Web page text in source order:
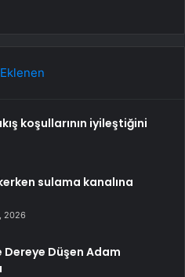
koşullarının iyileştiğini
sulama kanalına
2026
Dereye Düşen Adam